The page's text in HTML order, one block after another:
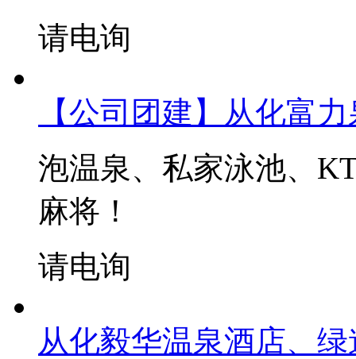
请电询
【公司团建】从化富
泡温泉、私家泳池、
麻将！
请电询
从化毅华温泉酒店、